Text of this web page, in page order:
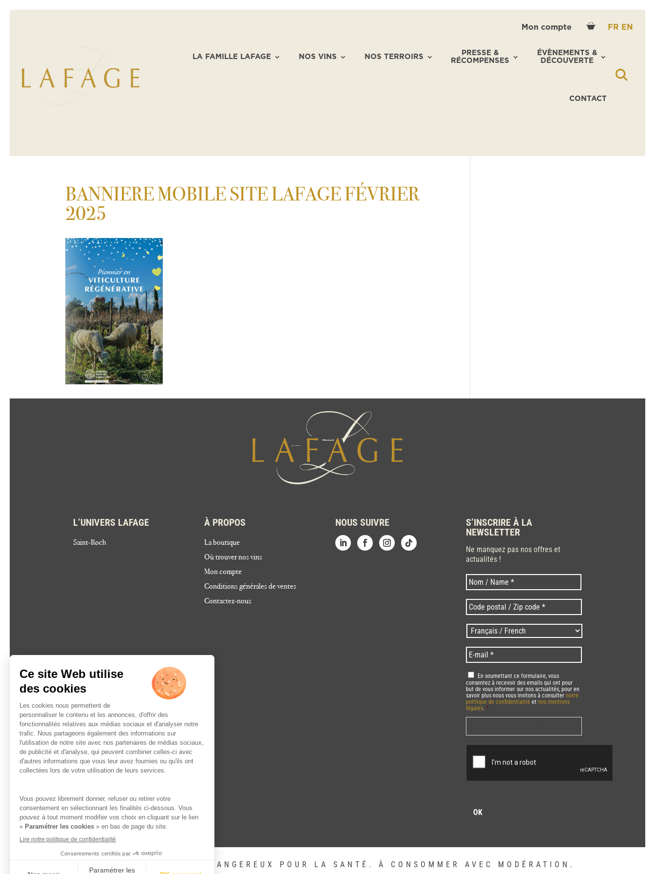
Mon compte FR EN
LA FAMILLE LAFAGE NOS VINS NOS TERROIRS
PRESSE &
RÉCOMPENSES
ÉVÈNEMENTS &
DÉCOUVERTE
CONTACT
BANNIERE MOBILE SITE LAFAGE FÉVRIER
2025
L’UNIVERS LAFAGE
Saint-Roch
À PROPOS
La boutique
Où trouver nos vins
Mon compte
Conditions générales de ventes
Contactez-nous
NOUS SUIVRE
S’INSCRIRE À LA
NEWSLETTER
Ne manquez pas nos offres et
actualités !
Nom * Nom
Code
postal
/
Zip
*
*
Langues
/
Language *
E-
mail *
RGPD *
En soumettant ce formulaire, vous
consentez à recevoir des emails qui ont pour
but de vous informer sur nos actualités, pour en
savoir plus nous vous invitons à consulternotre
politique de confidentialité etnos mentions
légales. *
L’ABUS D’ALCOOL EST DANGEREUX POUR LA SANTÉ. À CONSOMMER AVEC MODÉRATION.